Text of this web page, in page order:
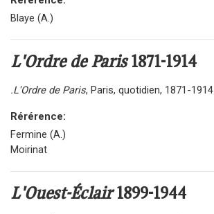
Blaye (A.)
L'Ordre de Paris1871-1914
.L'Ordre de Paris, Paris, quotidien, 1871-1914
Rérérence:
Fermine (A.)
Moirinat
L'Ouest-Éclair1899-1944